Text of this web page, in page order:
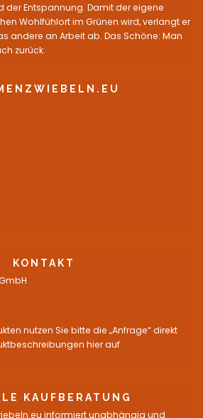
der Entspannung. Damit der eigene
Wohlfühlort im Grünen wird, verlangt er
andere an Arbeit ab. Das Schöne: Man
zurück.
KONTAKT
nutzen Sie bitte die „Anfrage“ direkt
hier auf
KAUFBERATUNG
informiert unabhängig und